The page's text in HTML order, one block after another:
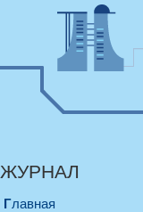
ЖУРНАЛ
Главная